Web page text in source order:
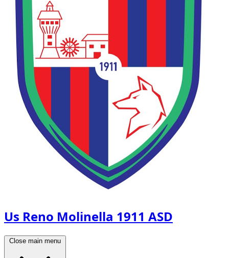
Us Reno Molinella 1911 ASD
Close main menu